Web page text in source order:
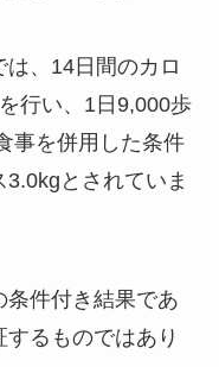
、14日間のカロ
行い、1日9,000歩
事を併用した条件
とされていま
条件付き結果であ
るものではあり